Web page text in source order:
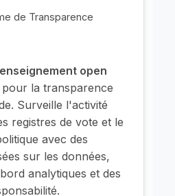
de Transparence
open
pour la transparence
Surveille l'activité
registres de vote et le
avec des
sur les données,
analytiques et des